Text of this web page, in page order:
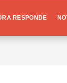
RESPONDE